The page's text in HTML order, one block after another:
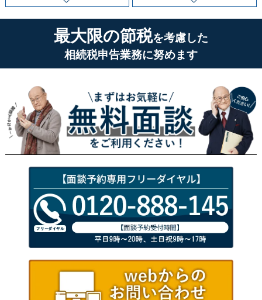
最大限の節税を考慮した
相続税申告業務に努めます